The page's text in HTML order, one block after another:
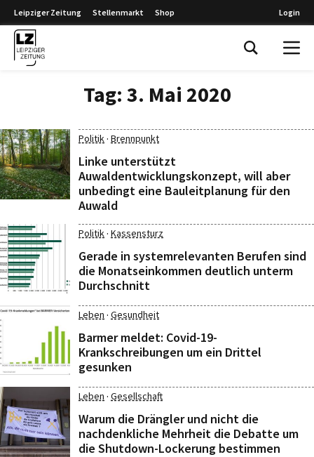
Leipziger Zeitung Stellenmarkt Shop Login
Tag: 3. Mai 2020
Politik· Brennpunkt
Linke unterstützt
Auwaldentwicklungskonzept, will aber
unbedingt eine Bauleitplanung für den
Auwald
Politik· Kassensturz
Gerade in systemrelevanten Berufen sind
die Monatseinkommen deutlich unterm
Durchschnitt
Leben · Gesundheit
Barmer meldet: Covid-19-
Krankschreibungen um ein Drittel
gesunken
Leben · Gesellschaft
Warum die Drängler und nicht die
nachdenkliche Mehrheit die Debatte um
die Shutdown-Lockerung bestimmen